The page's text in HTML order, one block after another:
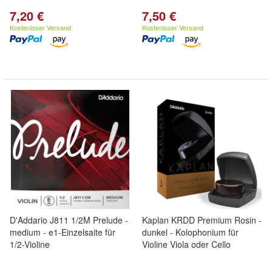
7,20 €
Kostenloser Versand
7,50 €
Kostenloser Versand
D'Addario J811 1/2M Prelude -
medium - e1-Einzelsaite für
1/2-Violine
Kaplan KRDD Premium Rosin -
dunkel - Kolophonium für
Violine Viola oder Cello